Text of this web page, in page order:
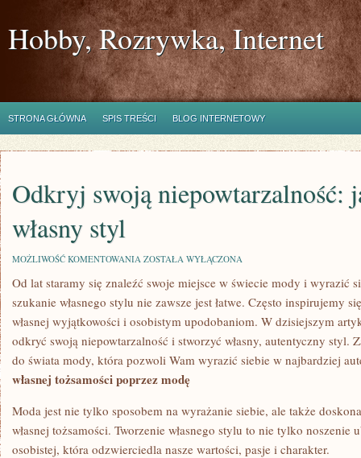
Hobby, Rozrywka, Internet
STRONA GŁÓWNA SPIS TREŚCI BLOG INTERNETOWY
Odkryj swoją niepowtarzalność:
własny styl
MOŻLIWOŚĆ KOMENTOWANIA ODKRYJ
NIEPOWTARZALNOŚĆ:
STWORZYĆ
WŁASNY
ZOSTAŁA WYŁĄCZONA
Od ⁤lat⁣ staramy ‍się znaleźć swoje miejsce‍ w świecie mody i wyrazić
szukanie własnego stylu nie zawsze jest⁤ łatwe. ⁣Często inspirujemy
własnej wyjątkowości i osobistym upodobaniom. W‍ dzisiejszym
odkryć swoją niepowtarzalność ‍i stworzyć własny, ⁢autentyczny styl.
⁤do świata mody, która pozwoli Wam wyrazić siebie ‌w najbardziej⁤
własnej tożsamości poprzez modę
Moda jest nie tylko sposobem na ⁤wyrażanie‌ siebie, ​ale także
własnej tożsamości. Tworzenie własnego stylu to nie ⁤tylko ‍noszenie
osobistej,⁣ która odzwierciedla nasze wartości, pasje i charakter.